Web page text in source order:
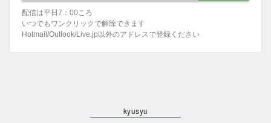
配信は平日7：00ころ
いつでもワンクリックで解除できます
Hotmail/Outlook/Live.jp以外のアドレスで登録ください